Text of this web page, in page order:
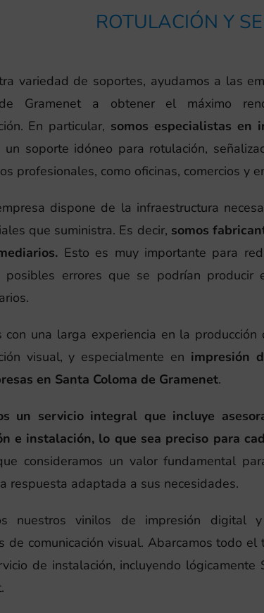
ROTULACIÓN Y
variedad de soportes, ayudamos a las
Gramenet a obtener el máximo
En particular, somos especialistas en
un soporte idóneo para rotulación,
profesionales, como oficinas, comercios y
dispone de la infraestructura
que suministra. Es decir, somos
Esto es muy importante para
posibles errores que se podrían producir
con una larga experiencia en la
visual, y especialmente en impresión
en Santa Coloma de Gramenet.
un servicio integral que incluye
e instalación, lo que sea preciso para
consideramos un valor fundamental
respuesta adaptada a sus necesidades.
nuestros vinilos de impresión digital
de comunicación visual. Abarcamos todo el
de instalación, incluyendo lógicamente